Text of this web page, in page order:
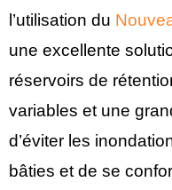
l’utilisation du
une excellente
réservoirs de
variables et une
d’éviter les
bâties et de se